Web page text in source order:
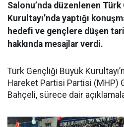
Salonu’nda düzenlenen
Kurultayı’nda yaptığı
hedefi ve gençlere düşen
hakkında mesajlar verdi.
Türk Gençliği Büyük
Hareket Partisi Partisi (MHP)
Bahçeli, sürece dair